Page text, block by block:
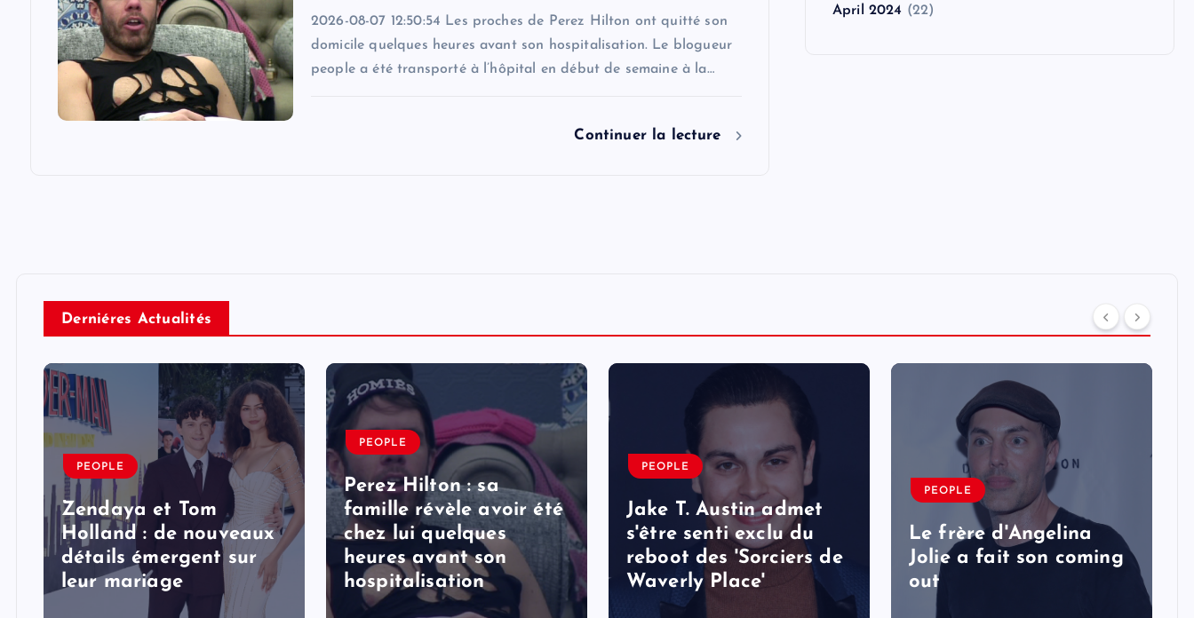
2026-08-07 12:50:54 Les proches de Perez Hilton ont quitté son
domicile quelques heures avant son hospitalisation. Le blogueur
people a été transporté à l’hôpital en début de semaine à la…
Continuer la lecture
April 2024 (22)
Derniéres Actualités
PEOPLE
Zendaya et Tom
Holland : de nouveaux
détails émergent sur
leur mariage
PEOPLE
Perez Hilton : sa
famille révèle avoir été
chez lui quelques
heures avant son
hospitalisation
PEOPLE
Jake T. Austin admet
s'être senti exclu du
reboot des 'Sorciers de
Waverly Place'
PEOPLE
Le frère d'Angelina
Jolie a fait son coming
out